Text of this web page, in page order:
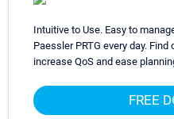
Intuitive to Use. Easy to
Paessler PRTG every day.
increase QoS and ease
FREE